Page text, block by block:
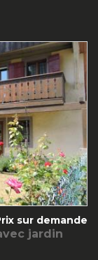
sur demande
jardin